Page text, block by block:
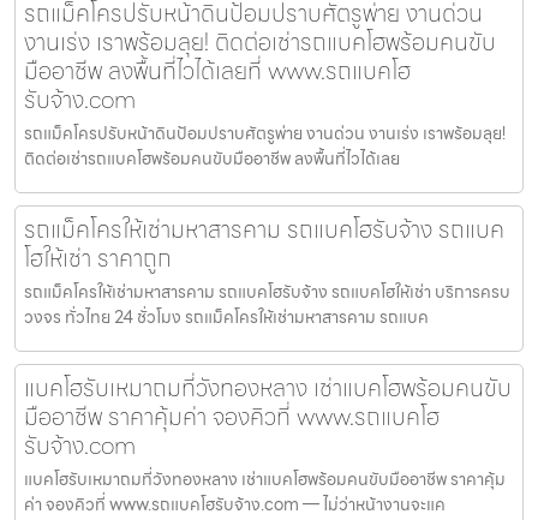
รถแม็คโครปรับหน้าดินป้อมปราบศัตรูพ่าย งานด่วน
งานเร่ง เราพร้อมลุย! ติดต่อเช่ารถแบคโฮพร้อมคนขับ
มืออาชีพ ลงพื้นที่ไวได้เลยที่ www.รถแบคโฮ
รับจ้าง.com
รถแม็คโครปรับหน้าดินป้อมปราบศัตรูพ่าย งานด่วน งานเร่ง เราพร้อมลุย!
ติดต่อเช่ารถแบคโฮพร้อมคนขับมืออาชีพ ลงพื้นที่ไวได้เลย
รถแม็คโครให้เช่ามหาสารคาม รถแบคโฮรับจ้าง รถแบค
โฮให้เช่า ราคาถูก
รถแม็คโครให้เช่ามหาสารคาม รถแบคโฮรับจ้าง รถแบคโฮให้เช่า บริการครบ
วงจร ทั่วไทย 24 ชั่วโมง รถแม็คโครให้เช่ามหาสารคาม รถแบค
แบคโฮรับเหมาถมที่วังทองหลาง เช่าแบคโฮพร้อมคนขับ
มืออาชีพ ราคาคุ้มค่า จองคิวที่ www.รถแบคโฮ
รับจ้าง.com
แบคโฮรับเหมาถมที่วังทองหลาง เช่าแบคโฮพร้อมคนขับมืออาชีพ ราคาคุ้ม
ค่า จองคิวที่ www.รถแบคโฮรับจ้าง.com — ไม่ว่าหน้างานจะแค